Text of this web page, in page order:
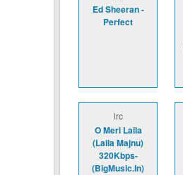
Ed Sheeran -
Perfect
lrc
O Meri Laila
(Laila Majnu)
320Kbps-
(BigMusic.In)